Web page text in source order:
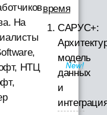
На
НТЦ
время
САРУС+:
модель
данных
и